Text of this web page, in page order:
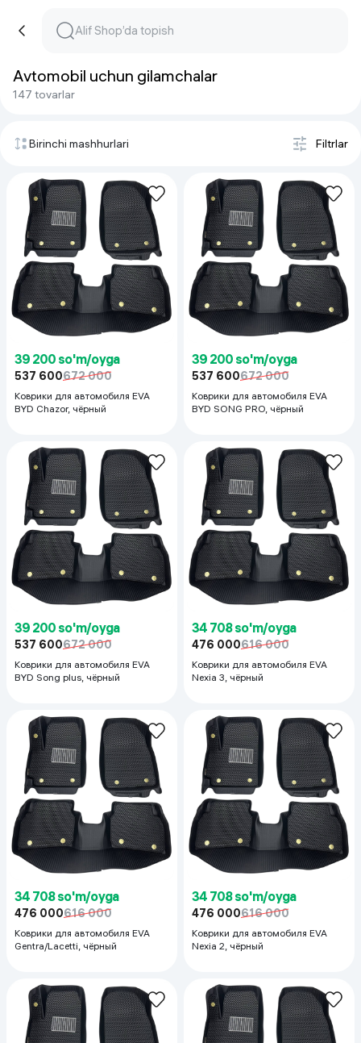
Avtomobil uchun gilamchalar
147 tovarlar
Birinchi mashhurlari Filtrlar
39 200 so'm/oyga
537 600672 000
Коврики для автомобиля EVA
BYD Chazor, чёрный
39 200 so'm/oyga
537 600672 000
Коврики для автомобиля EVA
BYD SONG PRO, чёрный
39 200 so'm/oyga
537 600672 000
Коврики для автомобиля EVA
BYD Song plus, чёрный
34 708 so'm/oyga
476 000616 000
Коврики для автомобиля EVA
Nexia 3, чёрный
34 708 so'm/oyga
476 000616 000
Коврики для автомобиля EVA
Gentra/Lacetti, чёрный
34 708 so'm/oyga
476 000616 000
Коврики для автомобиля EVA
Nexia 2, чёрный